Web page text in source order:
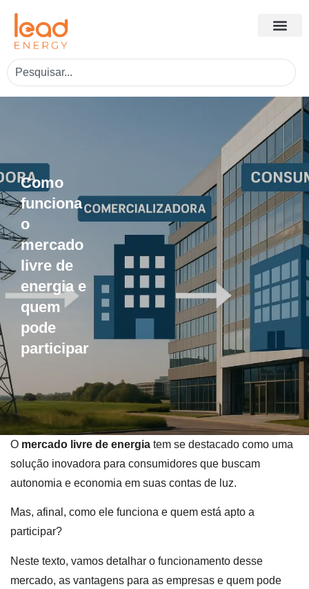
Como
funciona
o
mercado
livre de
energia e
quem
pode
participar
O mercado livre de energia tem se destacado como uma
solução inovadora para consumidores que buscam
autonomia e economia em suas contas de luz.
Mas, afinal, como ele funciona e quem está apto a
participar?
Neste texto, vamos detalhar o funcionamento desse
mercado, as vantagens para as empresas e quem pode